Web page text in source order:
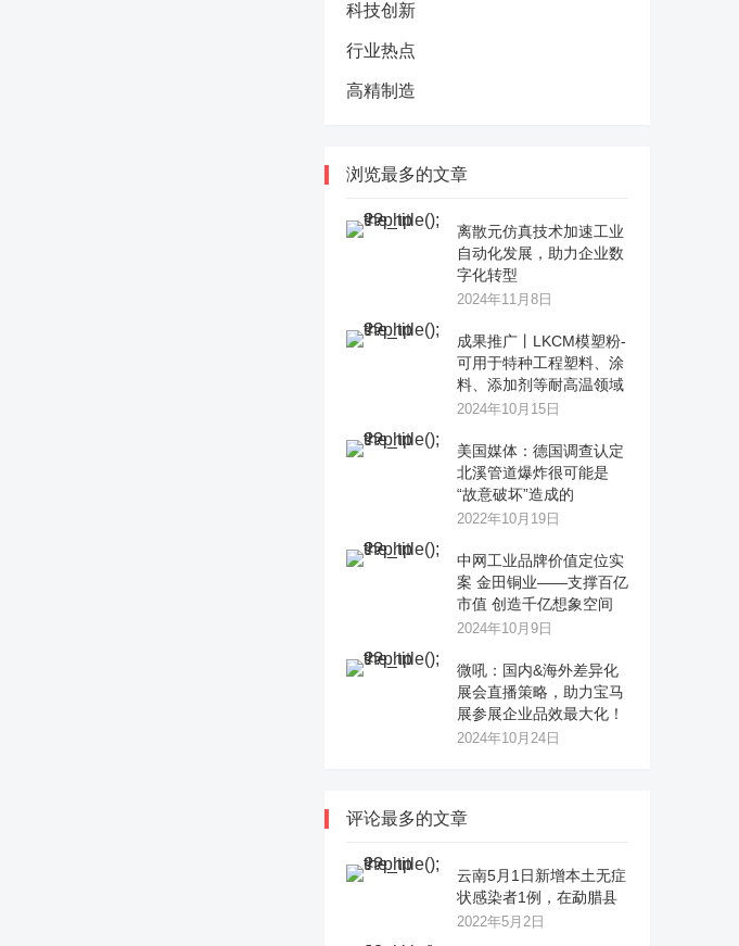
科技创新
行业热点
高精制造
浏览最多的文章
离散元仿真技术加速工业
自动化发展，助力企业数
字化转型
2024年11月8日
成果推广丨LKCM模塑粉-
可用于特种工程塑料、涂
料、添加剂等耐高温领域
2024年10月15日
美国媒体：德国调查认定
北溪管道爆炸很可能是
“故意破坏”造成的
2022年10月19日
中网工业品牌价值定位实
案 金田铜业——支撑百亿
市值 创造千亿想象空间
2024年10月9日
微吼：国内&海外差异化
展会直播策略，助力宝马
展参展企业品效最大化！
2024年10月24日
评论最多的文章
云南5月1日新增本土无症
状感染者1例，在勐腊县
2022年5月2日